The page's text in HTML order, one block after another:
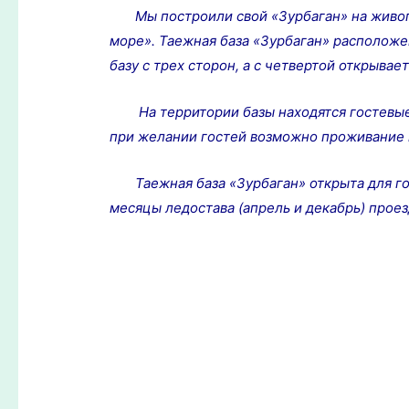
Мы построили свой «Зурбаган» на
море». Таежная база «Зурбаган»
базу с трех сторон, а с четвертой
На территории базы находятся
при желании гостей возможно проживание
Таежная база «Зурбаган» открыта для
месяцы ледостава (апрель и декабрь)